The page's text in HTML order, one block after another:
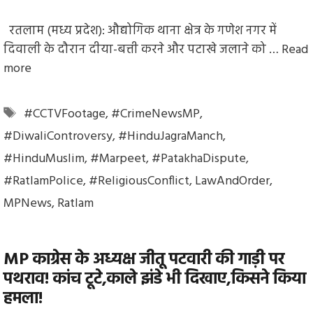
रतलाम (मध्य प्रदेश): औद्योगिक थाना क्षेत्र के गणेश नगर में
दिवाली के दौरान दीया-बत्ती करने और पटाखे जलाने को … Read
more
Tags
#CCTVFootage,#CrimeNewsMP,
#DiwaliControversy,#HinduJagraManch,
#HinduMuslim,#Marpeet,#PatakhaDispute,
#RatlamPolice,#ReligiousConflict,LawAndOrder,
MPNews,Ratlam
MP काग्रेस के अध्यक्ष जीतू पटवारी की गाड़ी पर
पथराव! कांच टूटे,काले झंडे भी दिखाए,किसने किया
हमला!